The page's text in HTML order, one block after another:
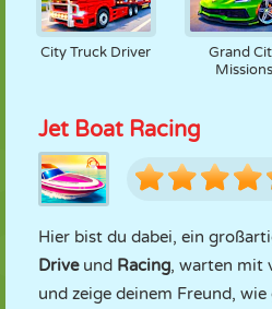
City Truck Driver
Grand
Missions
Jet Boat Racing
Hier bist du dabei, ein
Driveund Racing, warten mit
und zeige deinem Freund,